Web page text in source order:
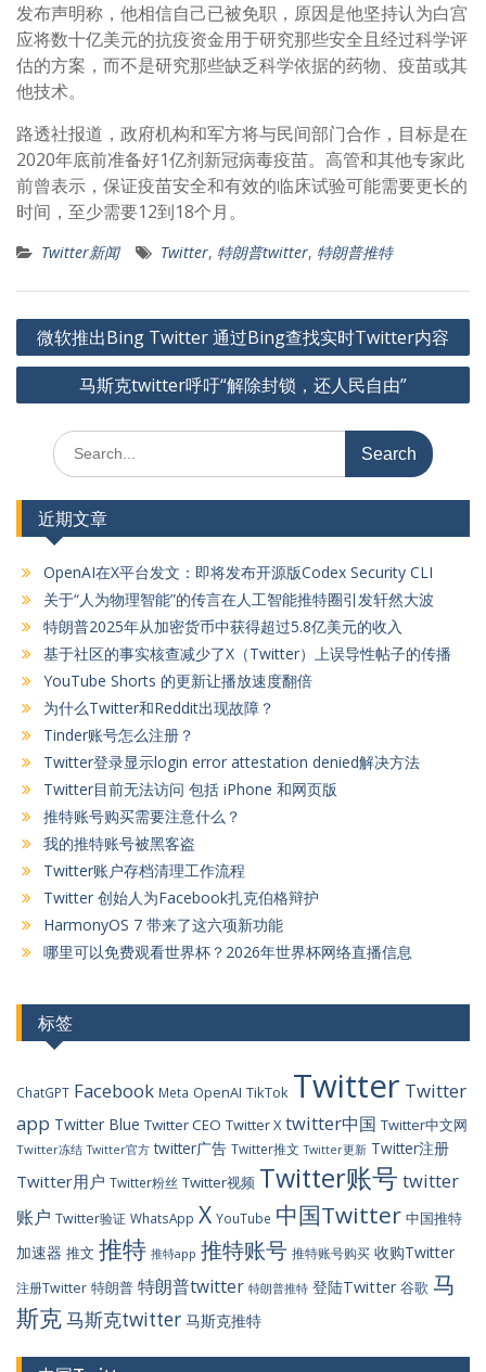
发布声明称，他相信自己已被免职，原因是他坚持认为白宫
应将数十亿美元的抗疫资金用于研究那些安全且经过科学评
估的方案，而不是研究那些缺乏科学依据的药物、疫苗或其
他技术。
路透社报道，政府机构和军方将与民间部门合作，目标是在
2020年底前准备好1亿剂新冠病毒疫苗。高管和其他专家此
前曾表示，保证疫苗安全和有效的临床试验可能需要更长的
时间，至少需要12到18个月。
Twitter新闻 Twitter, 特朗普twitter, 特朗普推特
文
章
微软推出Bing Twitter 通过Bing查找实时Twitter内容
马斯克twitter呼吁“解除封锁，还人民自由”
Search
for:
近期文章
OpenAI在X平台发文：即将发布开源版Codex Security CLI
关于“人为物理智能”的传言在人工智能推特圈引发轩然大波
特朗普2025年从加密货币中获得超过5.8亿美元的收入
基于社区的事实核查减少了X（Twitter）上误导性帖子的传播
YouTube Shorts 的更新让播放速度翻倍
为什么Twitter和Reddit出现故障？
Tinder账号怎么注册？
Twitter登录显示login error attestation denied解决方法
Twitter目前无法访问 包括 iPhone 和网页版
推特账号购买需要注意什么？
我的推特账号被黑客盗
Twitter账户存档清理工作流程
Twitter 创始人为Facebook扎克伯格辩护
HarmonyOS 7 带来了这六项新功能
哪里可以免费观看世界杯？2026年世界杯网络直播信息
标签
ChatGPT Facebook Meta OpenAI TikTok Twitter Twitter
app Twitter Blue Twitter CEO Twitter X twitter中国 Twitter中文网
Twitter冻结 Twitter官方 twitter广告 Twitter推文 Twitter更新 Twitter注册
Twitter用户 Twitter粉丝 Twitter视频 Twitter账号 twitter
账户 Twitter验证 WhatsApp X YouTube 中国Twitter 中国推特
加速器 推文 推特 推特app 推特账号 推特账号购买 收购Twitter
注册Twitter 特朗普 特朗普twitter 特朗普推特 登陆Twitter 谷歌 马
斯克马斯克twitter 马斯克推特